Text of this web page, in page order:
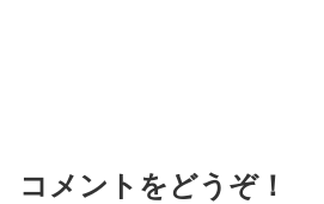
コメントをどうぞ！